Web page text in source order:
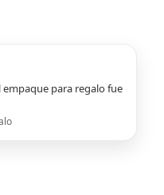
para regalo fue